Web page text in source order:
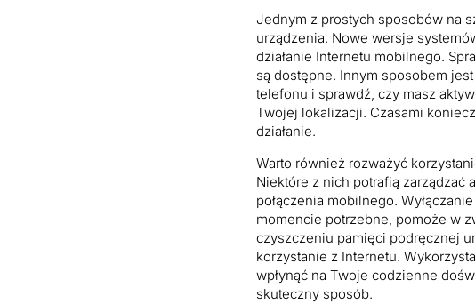
Jednym z prostych sposobów na
urządzenia. Nowe wersje
działanie Internetu mobilnego.
są dostępne. Innym sposobem
telefonu i sprawdź, czy masz
Twojej lokalizacji. Czasami
działanie.
Warto również rozważyć
Niektóre z nich potrafią zarządzać
połączenia mobilnego.
momencie potrzebne, pomoże w
czyszczeniu pamięci podręcznej
korzystanie z Internetu.
wpłynąć na Twoje codzienne
skuteczny sposób.